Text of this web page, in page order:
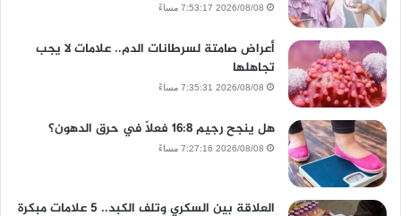
2026/08/08 7:53:17 مساءً
أعراض صامتة لسرطانات الدم.. علامات لا يجب
تجاهلها
2026/08/08 7:35:31 مساءً
هل ينجح رجيم 16:8 فعلًا في حرق الدهون؟
2026/08/08 7:27:16 مساءً
العلاقة بين السكري وتلف الكبد.. 5 علامات مبكرة